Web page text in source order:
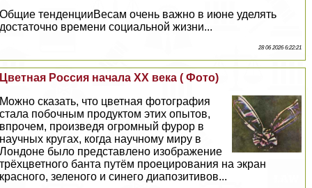
Общие тенденцииВесам очень важно в июне уделять
достаточно времени социальной жизни...
28 06 2026 6:22:21
Цветная Россия начала XX века ( Фото)
Можно сказать, что цветная фотография
стала побочным продуктом этих опытов,
впрочем, произведя огромный фурор в
научных кругах, когда научному миру в
Лондоне было представлено изображение
трёхцветного банта путём проецирования на экран
красного, зеленого и синего диапозитивов...